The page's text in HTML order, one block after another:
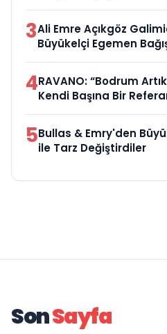
3Ali Emre Açıkgöz
Büyükelçi Egemen
4RAVANO: “Bodrum
Kendi Başına Bir
5Bullas & Emry'den
ile Tarz Değiştirdiler
SonSayfa